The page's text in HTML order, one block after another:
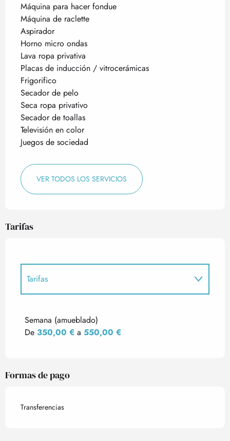
Máquina para hacer fondue
Máquina de raclette
Aspirador
Horno micro ondas
Lava ropa privativa
Placas de inducción / vitrocerámicas
Frigorifico
Secador de pelo
Seca ropa privativo
Secador de toallas
Televisión en color
Juegos de sociedad
VER TODOS LOS SERVICIOS
Tarifas
Tarifas
Semana (amueblado)
De 350,00 € a 550,00 €
Formas de pago
Transferencias